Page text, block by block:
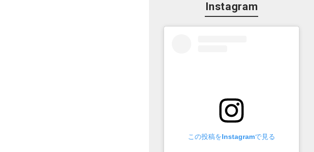
Instagram
この投稿をInstagramで見る